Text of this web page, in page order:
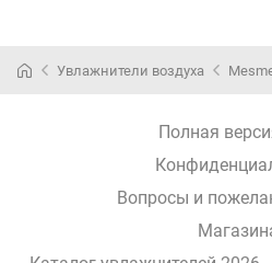
Увлажнители воздуха
Полная
Вопросы и